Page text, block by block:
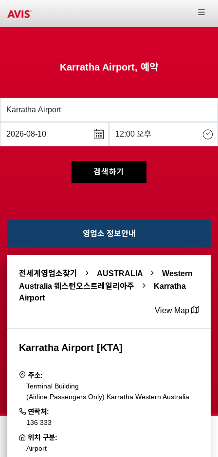
Karratha Airport, 예약
검색하기
영업소 정보안내
전세계영업소찾기 AUSTRALIA
Western
Australia 웨스턴오스트레일리아주
Karratha
Airport
View Map
Karratha Airport [KTA]
주소:
Terminal Building
(Airline Passengers Only) Karratha Western Australia
연락처:
136 333
위치 구분:
Airport